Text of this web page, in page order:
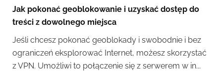
Jak pokonać geoblokowanie i uzyskać dostęp do
treści z dowolnego miejsca
Jeśli chcesz pokonać geoblokady i swobodnie i bez
ograniczeń eksplorować Internet, możesz skorzystać
z VPN. Umożliwi to połączenie się z serwerem w in...